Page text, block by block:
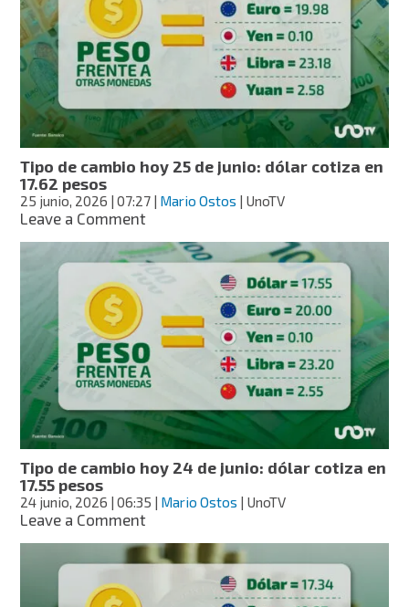
de
junio:
dólar
cotiza
17.52
pesos
Tipo de cambio hoy 25 de junio: dólar cotiza en
17.62 pesos
25 junio, 2026 | 07:27 | Mario Ostos | UnoTV
Leave a Commenton
de
cambio
hoy
de
junio:
dólar
cotiza
17.62
pesos
Tipo de cambio hoy 24 de junio: dólar cotiza en
17.55 pesos
24 junio, 2026 | 06:35 | Mario Ostos | UnoTV
Leave a Commenton
de